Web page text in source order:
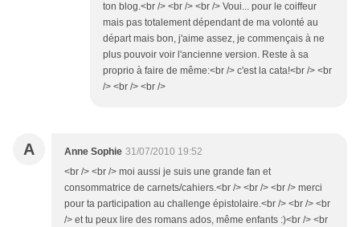
ton blog.<br /> <br /> <br /> Voui... pour le coiffeur
mais pas totalement dépendant de ma volonté au
départ mais bon, j'aime assez, je commençais à ne
plus pouvoir voir l'ancienne version. Reste à sa
proprio à faire de même:<br /> c'est la cata!<br /> <br
/> <br /> <br />
A Anne Sophie 31/07/2010 19:52
<br /> <br /> moi aussi je suis une grande fan et
consommatrice de carnets/cahiers.<br /> <br /> <br /> merci
pour ta participation au challenge épistolaire.<br /> <br /> <br
/> et tu peux lire des romans ados, même enfants :)<br /> <br